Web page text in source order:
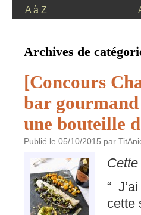
A à Z
Archives de
[Concours
bar gourmand
une bouteille
Publié le 05/10/2015 par
“
cette